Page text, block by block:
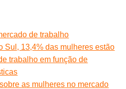
de trabalho
Sul, 13,4% das mulheres estão
trabalho em função de
as mulheres no mercado